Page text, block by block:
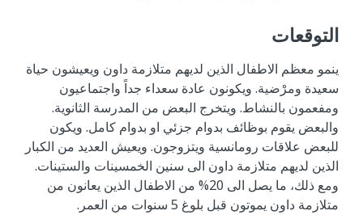
التوقعات
ينمو معظم الاطفال الذين لديهم متلازمة داون ويعيشون حياة
سعيدة ومرْضية. ويكونون عادة سعداء جداً واجتماعيون
ومفعمون بالنشاط. ويتخرج البعض من المدرسة الثانوية.
والبعض يقوم بوظائف بدوام جزئي او بدوام كامل. ويكون
للبعض علاقات رومانسية ويتزوجون. ويعيش العديد من الكبار
الذين لديهم متلازمة داون الى سنين الخمسينات والستينات.
ومع ذلك، ما يصل الى 20% من الاطفال الذين يعانون من
متلازمة داون يموتون قبل بلوغ 5 سنوات من العمر.